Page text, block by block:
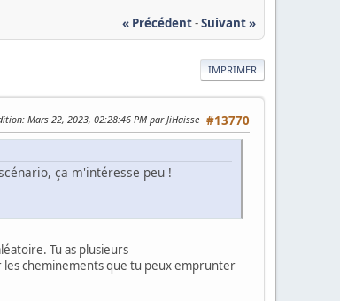
« Précédent-Suivant »
IMPRIMER
#13770
: Mars 22, 2023, 02:28:46 PM par JiHaisse
ça m'intéresse peu !
Tu as plusieurs
cheminements que tu peux emprunter